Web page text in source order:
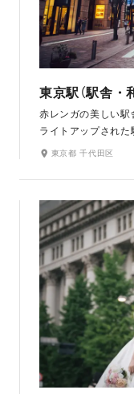
東京駅（駅舎・
赤レンガの美しい駅
ライトアップされ
写真が残せるナイ
ポットも。ラフな
で、東京の今と歴
せます。
東京都 千代田区